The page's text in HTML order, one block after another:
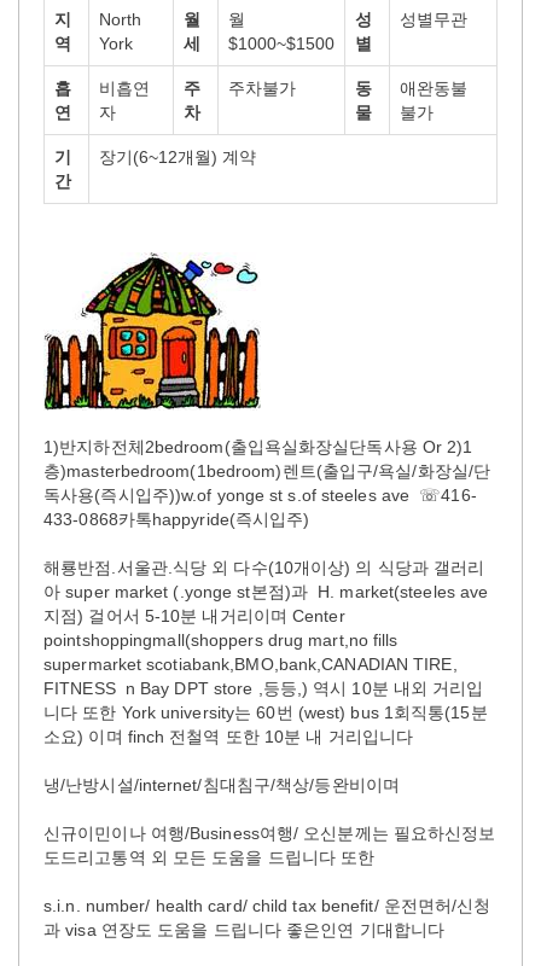
지
역
North
York
월
세
월
$1000~$1500
성
별
성별무관
흡
연
비흡연
자
주
차
주차불가
동
물
애완동불
불가
기
간
장기(6~12개월) 계약
1)반지하전체2bedroom(출입욕실화장실단독사용 Or 2)1
층)masterbedroom(1bedroom)렌트(출입구/욕실/화장실/단
독사용(즉시입주))w.of yonge st s.of steeles ave ☏416-
433-0868카톡happyride(즉시입주)
해룡반점.서울관.식당 외 다수(10개이상) 의 식당과 갤러리
아 super market (.yonge st본점)과 H. market(steeles ave
지점) 걸어서 5-10분 내거리이며 Center
pointshoppingmall(shoppers drug mart,no fills
supermarket scotiabank,BMO,bank,CANADIAN TIRE,
FITNESS n Bay DPT store ,등등,) 역시 10분 내외 거리입
니다 또한 York university는 60번 (west) bus 1회직통(15분
소요) 이며 finch 전철역 또한 10분 내 거리입니다
냉/난방시설/internet/침대침구/책상/등완비이며
신규이민이나 여행/Business여행/ 오신분께는 필요하신정보
도드리고통역 외 모든 도움을 드립니다 또한
s.i.n. number/ health card/ child tax benefit/ 운전면허/신청
과 visa 연장도 도움을 드립니다 좋은인연 기대합니다